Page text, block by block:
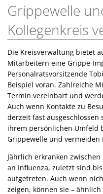
Grippewelle
Kollegenkreis
Die Kreisverwaltung bietet
Mitarbeitern eine Grippe-
Personalratsvorsitzende
Beispiel voran. Zahlreiche
Termin vereinbart und
Auch wenn Kontakte zu
derzeit fast
ihrem persönlichen Umfeld
Grippewelle und vermeiden
Jährlich erkranken
an Influenza, zuletzt sind
aufgetreten. Auch wenn
zeigen, können sie –